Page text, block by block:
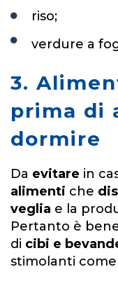
riso;
verdure a
3.
prima di
dormire
Da evitare in
alimenti che
veglia e la
Pertanto è
di cibi e
stimolanti come